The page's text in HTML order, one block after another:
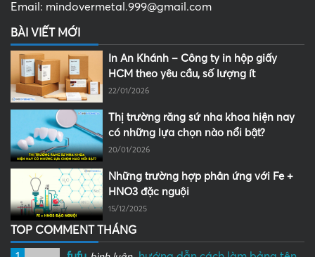
Email: mindovermetal.999@gmail.com
BÀI VIẾT MỚI
In An Khánh – Công ty in hộp giấy
HCM theo yêu cầu, số lượng ít
22/01/2026
Thị trường răng sứ nha khoa hiện nay
có những lựa chọn nào nổi bật?
20/01/2026
Những trường hợp phản ứng với Fe +
HNO3 đặc nguội
15/12/2025
TOP COMMENT THÁNG